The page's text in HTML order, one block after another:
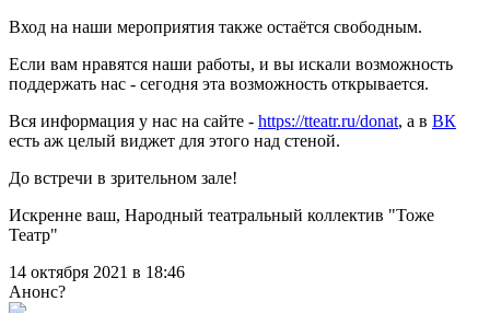
Вход на наши мероприятия также остаётся свободным.
Если вам нравятся наши работы, и вы искали возможность
поддержать нас - сегодня эта возможность открывается.
Вся информация у нас на сайте - https://tteatr.ru/donat, а в ВК
есть аж целый виджет для этого над стеной.
До встречи в зрительном зале!
Искренне ваш, Народный театральный коллектив "Тоже
Театр"
14 октября 2021 в 18:46
Анонс?